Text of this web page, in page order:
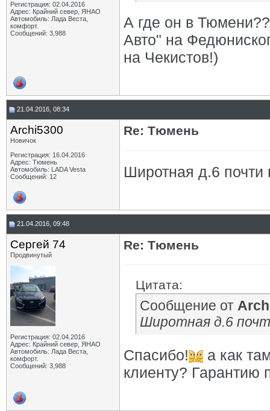
Регистрация: 02.04.2016
Адрес: Крайний север, ЯНАО
Автомобиль: Лада Веста,
комфорт.
Сообщений: 3,988
А где он в
Авто" на
на Чекистов!)
21.04.2016, 08:34
Archi5300
Новичок
Регистрация: 16.04.2016
Адрес: Тюмень
Автомобиль: LADA Vesta
Сообщений: 12
Re: Тюмень
Широтная д.6
21.04.2016, 09:48
Сергей 74
Продвинутый
Регистрация: 02.04.2016
Адрес: Крайний север, ЯНАО
Автомобиль: Лада Веста,
комфорт.
Сообщений: 3,988
Re: Тюмень
Цитата:
Сообщение от
Широтная д.6
Спасибо!
а как
клиенту? Гарантию